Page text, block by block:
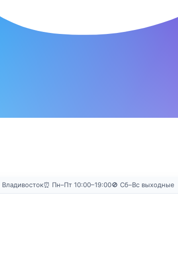
Владивосток⏰ Пн–Пт 10:00–19:00🚫 Сб–Вс выходные